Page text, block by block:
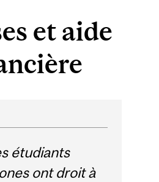
et aide
étudiants
ont droit à